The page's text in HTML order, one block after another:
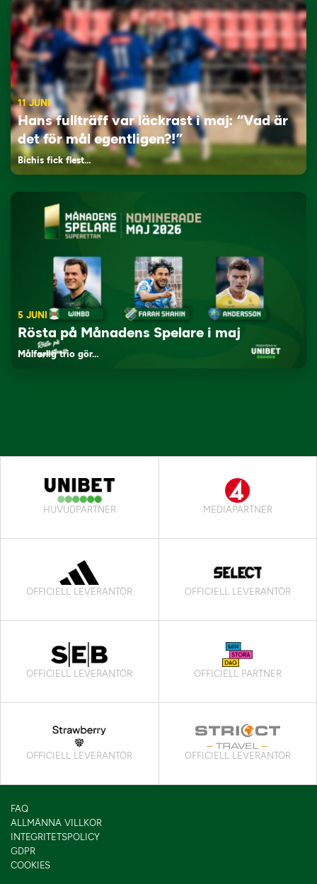
11 JUNI
Hans fullträff var läckrast i maj: “Vad är
det för mål egentligen?!”
Bichis fick flest…
5 JUNI
Rösta på Månadens Spelare i maj
Målfarlig trio gör…
HUVUDPARTNER MEDIAPARTNER
OFFICIELL LEVERANTÖR OFFICIELL LEVERANTÖR
OFFICIELL LEVERANTÖR OFFICIELL PARTNER
OFFICIELL LEVERANTÖR OFFICIELL LEVERANTÖR
FAQ
ALLMÄNNA VILLKOR
INTEGRITETSPOLICY
GDPR
COOKIES